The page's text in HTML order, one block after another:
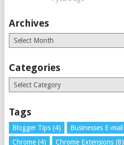
Archives
Archives
Categories
Categories
Tags
Blogger Tips(4) Businesses E-mail
Chrome(4) Chrome Extensions(8)